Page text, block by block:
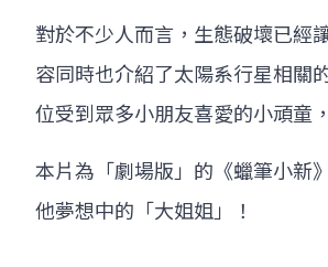
對於不少人而言，生態破壞已經
容同時也介紹了太陽系行星相關
位受到眾多小朋友喜愛的小頑童
本片為「劇場版」的《蠟筆小新
他夢想中的「大姐姐」！